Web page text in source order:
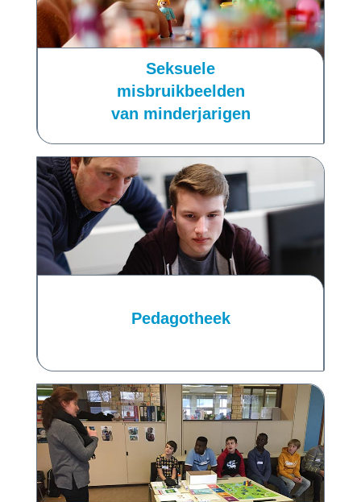
Seksuele
misbruikbeelden
van minderjarigen
Pedagotheek